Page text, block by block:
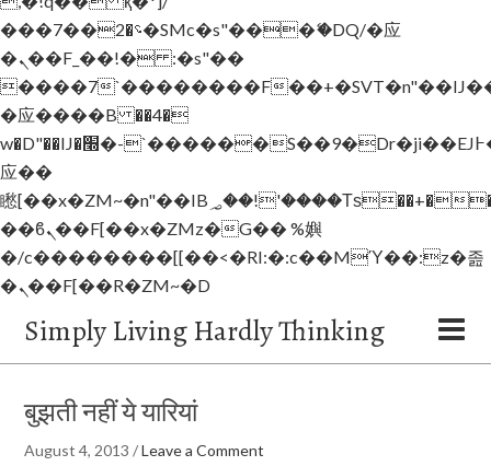
���؝�2��7�SMc�s"���ޭ�DQ/�应
�ܢ��F_��!� :�s"��
����7`��������F
�应����B ��4�
w�D"��IJ�׭�-`������S��9�Dr�ji��EJ߅��gJ�
应��
矁[��x�ZM~�n"��IB؃��!'����Тѕ��+��(m��IK�ʭ�/|
��ϐܢ��F[��x�ZMz�G�� %嬩
�/c��������[[��<�RI:�:c��MΎ��:z�졾
�ܢ��F[��R�ZM~�D
Simply Living Hardly Thinking
बुझती नहीं ये यारियां
August 4, 2013 /Leave a Comment